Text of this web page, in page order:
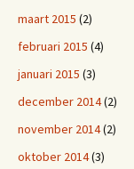
maart 2015 (2)
februari 2015 (4)
januari 2015 (3)
december 2014(2)
november 2014(2)
oktober 2014(3)